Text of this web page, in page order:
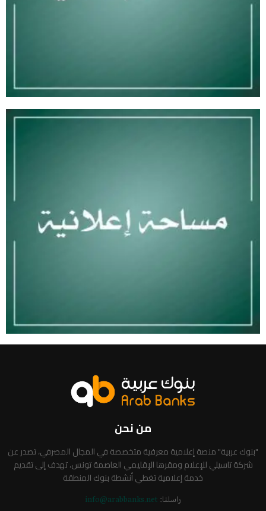
من نحن
"بنوك عربية" منصة إعلامية معرفية متخصصة في المجال المصرفي، تصدر عن
شركة تاسيلي للإعلام ومقرها الإقليمي العاصمة تونس، تهدف إلى تقديم
خدمة إعلامية تغطي أنشطة بنوك المنطقة
راسلنا: info@arabbanks.net